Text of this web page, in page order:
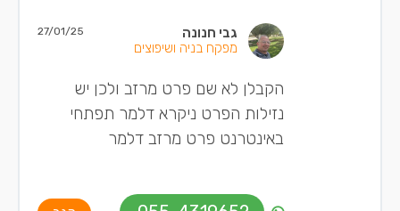
גבי חנונה
מפקח בניה ושיפוצים
27/01/25
הקבלן לא שם פרט מרזב ולכן יש
נזילות הפרט ניקרא דלמר תפתחי
באינטרנט פרט מרזב דלמר